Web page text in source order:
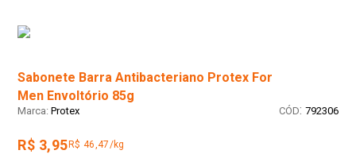
Sabonete Barra Antibacteriano Protex For
Men Envoltório 85g
Protex : 792306
R$ 3,95 R$ 46,47/kg